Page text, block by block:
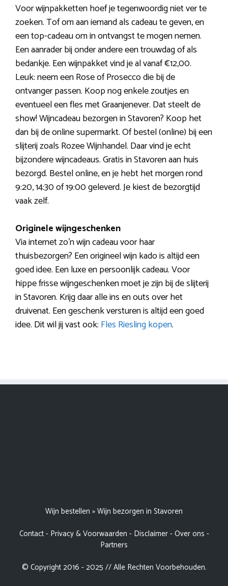
Voor wijnpakketten hoef je tegenwoordig niet ver te
zoeken. Tof om aan iemand als cadeau te geven, en
een top-cadeau om in ontvangst te mogen nemen.
Een aanrader bij onder andere een trouwdag of als
bedankje. Een wijnpakket vind je al vanaf €12,00.
Leuk: neem een Rose of Prosecco die bij de
ontvanger passen. Koop nog enkele zoutjes en
eventueel een fles met Graanjenever. Dat steelt de
show! Wijncadeau bezorgen in Stavoren? Koop het
dan bij de online supermarkt. Of bestel (online) bij een
slijterij zoals Rozee Wijnhandel. Daar vind je echt
bijzondere wijncadeaus. Gratis in Stavoren aan huis
bezorgd. Bestel online, en je hebt het morgen rond
9:20, 14:30 of 19:00 geleverd. Je kiest de bezorgtijd
vaak zelf.
Originele wijngeschenken
Via internet zo’n wijn cadeau voor haar
thuisbezorgen? Een origineel wijn kado is altijd een
goed idee. Een luxe en persoonlijk cadeau. Voor
hippe frisse wijngeschenken moet je zijn bij de slijterij
in Stavoren. Krijg daar alle ins en outs over het
druivenat. Een geschenk versturen is altijd een goed
idee. Dit wil jij vast ook: Fles Riesling kopen.
Wijn bestellen »Wijn bezorgen in Stavoren
Contact- Privacy & Voorwaarden - Disclaimer-Over ons -
Partners
© Copyright 2016 - 2025 // Alle Rechten Voorbehouden.